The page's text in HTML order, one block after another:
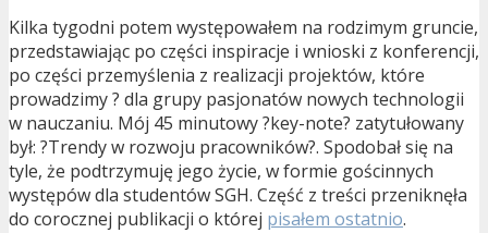
Kilka tygodni potem występowałem na rodzimym gruncie,
przedstawiając po części inspiracje i wnioski z konferencji,
po części przemyślenia z realizacji projektów, które
prowadzimy ? dla grupy pasjonatów nowych technologii
w nauczaniu. Mój 45 minutowy ?key-note? zatytułowany
był: ?Trendy w rozwoju pracowników?. Spodobał się na
tyle, że podtrzymuję jego życie, w formie gościnnych
występów dla studentów SGH. Część z treści przeniknęła
do corocznej publikacji o której pisałem ostatnio.